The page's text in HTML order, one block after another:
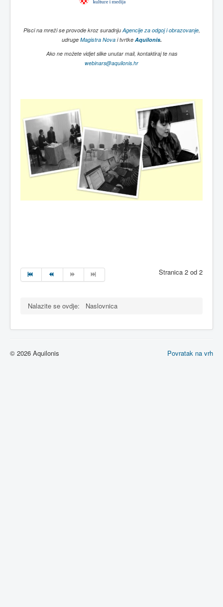
Pisci na mreži se provode kroz suradnju Agencije za odgoj i obrazovanje,
udruge Magistra Novai tvrtke Aquilonis.
Ako ne možete vidjet slike unutar mail, kontaktiraj te nas
webinars@aquilonis.hr
Stranica 2 od 2
Nalazite se ovdje: Naslovnica
Povratak na vrh
© 2026 Aquilonis